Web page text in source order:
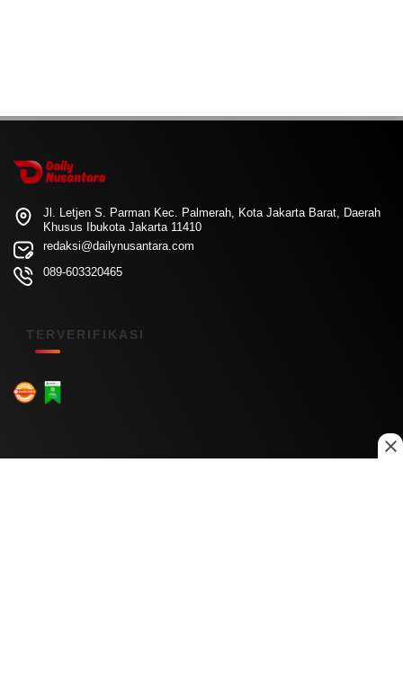
Jl. Letjen S. Parman Kec. Palmerah, Kota Jakarta Barat, Daerah
Khusus Ibukota Jakarta 11410
redaksi@dailynusantara.com
089-603320465
TERVERIFIKASI